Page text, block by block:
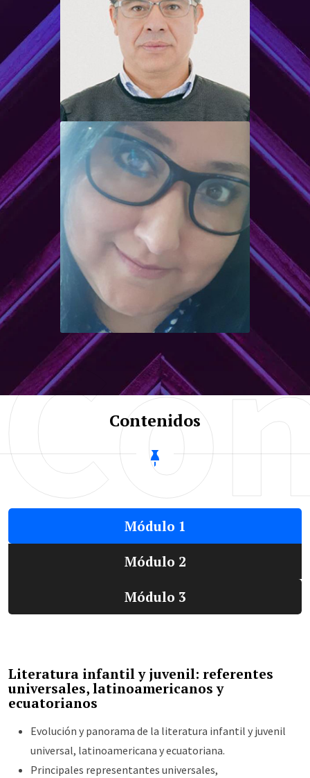
Franklin Ordóñez
Luna
Instructor
Licenciado en Ciencias de la
Educación en la Especialidad
de Lengua y Literatura
Profesor de Segunda
Educación en la
Especialización de Lengua y
Literatura
Julia Avecillas
Almeida
Doctora en Educación
Licenciada en Ciencias de la
Educación en la
Especialización de
Lingüística Literatura y
Lenguajes Audiovisuales
Contenidos
Módulo 1
Módulo 2
Módulo 3
Literatura infantil y juvenil: referentes
universales, latinoamericanos y
ecuatorianos
Evolución y panorama de la literatura infantil y juvenil
universal, latinoamericana y ecuatoriana.
Principales representantes universales,